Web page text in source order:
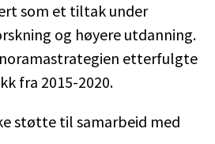
som et tiltak under
og høyere utdanning.
etterfulgte
fra 2015-2020.
støtte til samarbeid med